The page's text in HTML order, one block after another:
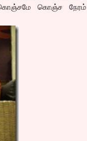
கொஞ்சமே கொஞ்ச நேரம்